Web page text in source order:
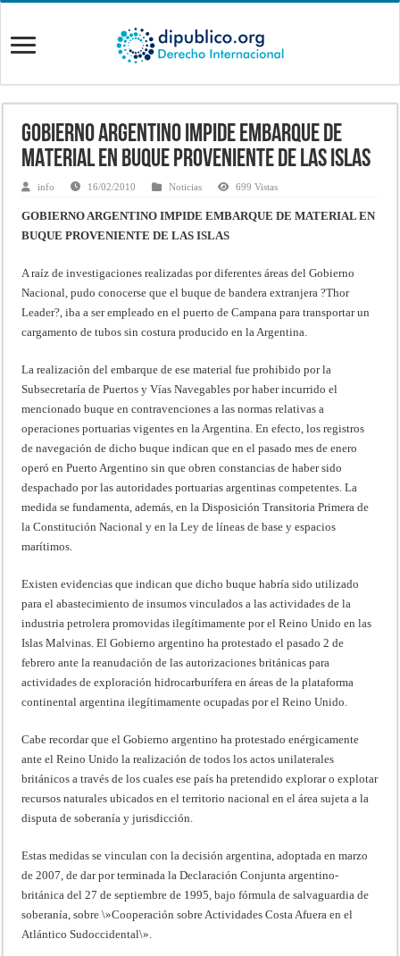
GOBIERNO ARGENTINO IMPIDE EMBARQUE DE
MATERIAL EN BUQUE PROVENIENTE DE LAS ISLAS
info 16/02/2010 Noticias 699 Vistas
GOBIERNO ARGENTINO IMPIDE EMBARQUE DE MATERIAL EN
BUQUE PROVENIENTE DE LAS ISLAS
A raíz de investigaciones realizadas por diferentes áreas del Gobierno
Nacional, pudo conocerse que el buque de bandera extranjera ?Thor
Leader?, iba a ser empleado en el puerto de Campana para transportar un
cargamento de tubos sin costura producido en la Argentina.
La realización del embarque de ese material fue prohibido por la
Subsecretaría de Puertos y Vías Navegables por haber incurrido el
mencionado buque en contravenciones a las normas relativas a
operaciones portuarias vigentes en la Argentina. En efecto, los registros
de navegación de dicho buque indican que en el pasado mes de enero
operó en Puerto Argentino sin que obren constancias de haber sido
despachado por las autoridades portuarias argentinas competentes. La
medida se fundamenta, además, en la Disposición Transitoria Primera de
la Constitución Nacional y en la Ley de líneas de base y espacios
marítimos.
Existen evidencias que indican que dicho buque habría sido utilizado
para el abastecimiento de insumos vinculados a las actividades de la
industria petrolera promovidas ilegítimamente por el Reino Unido en las
Islas Malvinas. El Gobierno argentino ha protestado el pasado 2 de
febrero ante la reanudación de las autorizaciones británicas para
actividades de exploración hidrocarburífera en áreas de la plataforma
continental argentina ilegítimamente ocupadas por el Reino Unido.
Cabe recordar que el Gobierno argentino ha protestado enérgicamente
ante el Reino Unido la realización de todos los actos unilaterales
británicos a través de los cuales ese país ha pretendido explorar o explotar
recursos naturales ubicados en el territorio nacional en el área sujeta a la
disputa de soberanía y jurisdicción.
Estas medidas se vinculan con la decisión argentina, adoptada en marzo
de 2007, de dar por terminada la Declaración Conjunta argentino-
británica del 27 de septiembre de 1995, bajo fórmula de salvaguardia de
soberanía, sobre \»Cooperación sobre Actividades Costa Afuera en el
Atlántico Sudoccidental\».